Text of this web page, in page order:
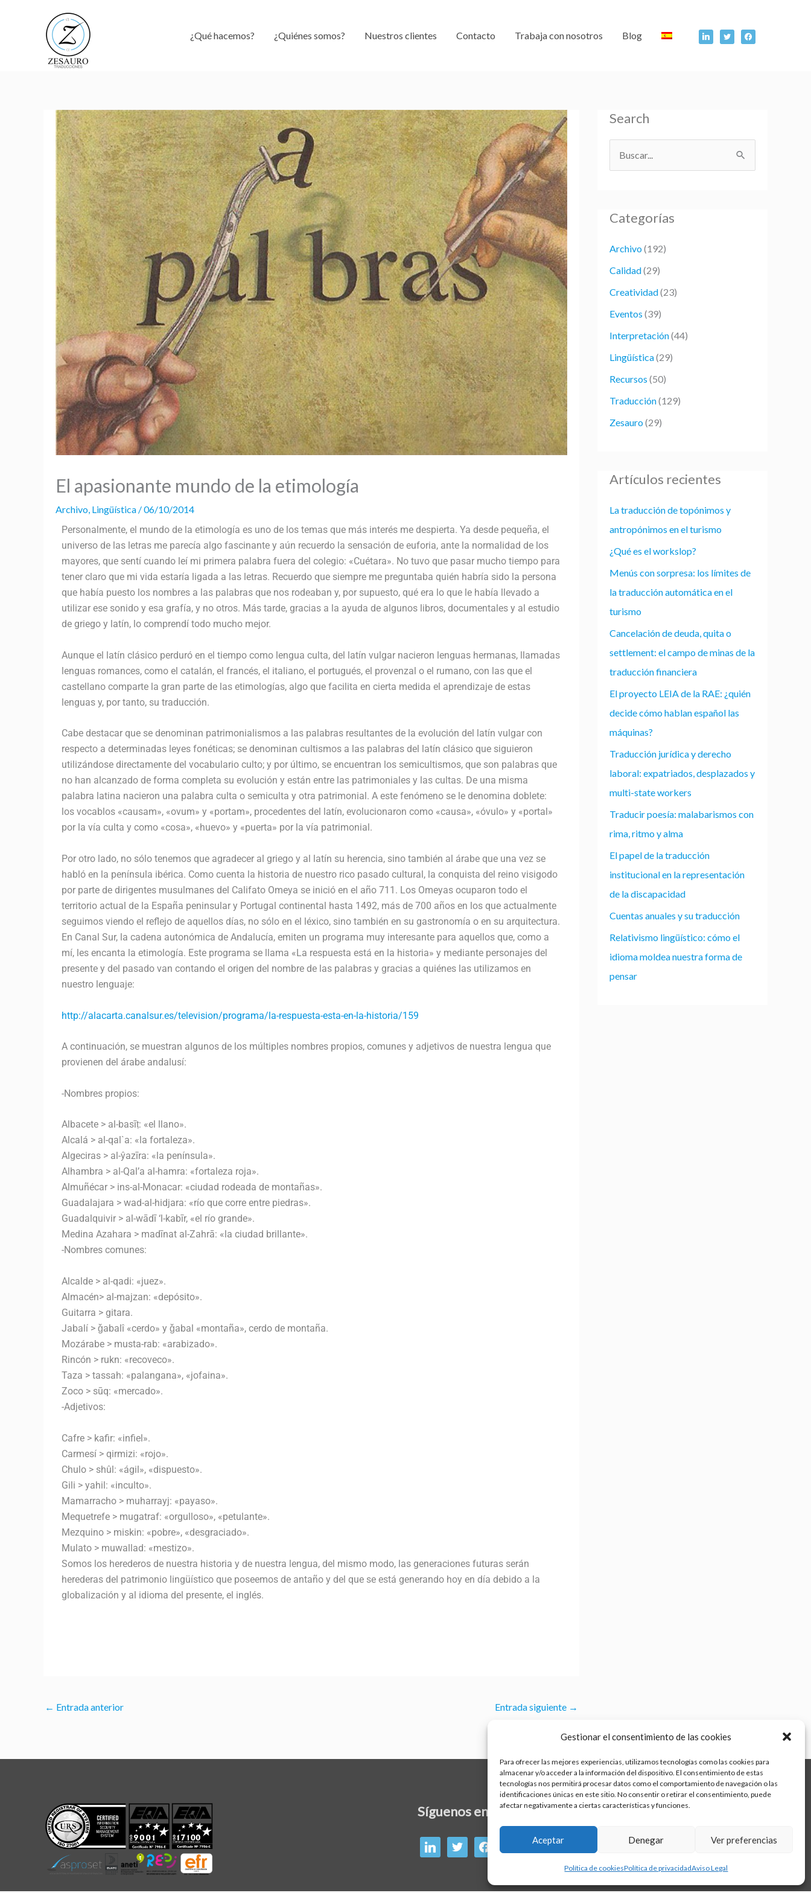
Gestionar el consentimiento de las cookies
Para ofrecer las mejores experiencias, utilizamos tecnologías como las cookies para
almacenar y/o acceder a la información del dispositivo. El consentimiento de estas
tecnologías nos permitirá procesar datos como el comportamiento de navegación o las
identificaciones únicas en este sitio. No consentir o retirar el consentimiento, puede
afectar negativamente a ciertas características y funciones.
Aceptar Denegar Ver preferencias
Política de cookiesPolítica de privacidadAviso Legal
¿Qué hacemos? ¿Quiénes somos? Nuestros clientes Contacto Trabaja con nosotros Blog
El apasionante mundo de la etimología
Archivo, Lingüística /06/10/2014
Personalmente, el mundo de la etimología es uno de los temas que más interés me despierta. Ya desde pequeña, el
universo de las letras me parecía algo fascinante y aún recuerdo la sensación de euforia, ante la normalidad de los
mayores, que sentí cuando leí mi primera palabra fuera del colegio: «Cuétara». No tuvo que pasar mucho tiempo para
tener claro que mi vida estaría ligada a las letras. Recuerdo que siempre me preguntaba quién habría sido la persona
que había puesto los nombres a las palabras que nos rodeaban y, por supuesto, qué era lo que le había llevado a
utilizar ese sonido y esa grafía, y no otros. Más tarde, gracias a la ayuda de algunos libros, documentales y al estudio
de griego y latín, lo comprendí todo mucho mejor.
Aunque el latín clásico perduró en el tiempo como lengua culta, del latín vulgar nacieron lenguas hermanas, llamadas
lenguas romances, como el catalán, el francés, el italiano, el portugués, el provenzal o el rumano, con las que el
castellano comparte la gran parte de las etimologías, algo que facilita en cierta medida el aprendizaje de estas
lenguas y, por tanto, su traducción.
Cabe destacar que se denominan patrimonialismos a las palabras resultantes de la evolución del latín vulgar con
respecto a determinadas leyes fonéticas; se denominan cultismos a las palabras del latín clásico que siguieron
utilizándose directamente del vocabulario culto; y por último, se encuentran los semicultismos, que son palabras que
no han alcanzado de forma completa su evolución y están entre las patrimoniales y las cultas. De una misma
palabra latina nacieron una palabra culta o semiculta y otra patrimonial. A este fenómeno se le denomina doblete:
los vocablos «causam», «ovum» y «portam», procedentes del latín, evolucionaron como «causa», «óvulo» y «portal»
por la vía culta y como «cosa», «huevo» y «puerta» por la vía patrimonial.
Por otro lado, no sólo tenemos que agradecer al griego y al latín su herencia, sino también al árabe que una vez se
habló en la península ibérica. Como cuenta la historia de nuestro rico pasado cultural, la conquista del reino visigodo
por parte de dirigentes musulmanes del Califato Omeya se inició en el año 711. Los Omeyas ocuparon todo el
territorio actual de la España peninsular y Portugal continental hasta 1492, más de 700 años en los que actualmente
seguimos viendo el reflejo de aquellos días, no sólo en el léxico, sino también en su gastronomía o en su arquitectura.
En Canal Sur, la cadena autonómica de Andalucía, emiten un programa muy interesante para aquellos que, como a
mí, les encanta la etimología. Este programa se llama «La respuesta está en la historia» y mediante personajes del
presente y del pasado van contando el origen del nombre de las palabras y gracias a quiénes las utilizamos en
nuestro lenguaje:
http://alacarta.canalsur.es/television/programa/la-respuesta-esta-en-la-historia/159
A continuación, se muestran algunos de los múltiples nombres propios, comunes y adjetivos de nuestra lengua que
provienen del árabe andalusí:
-Nombres propios:
Albacete > al-basīṭ: «el llano».
Alcalá > al-qal`a: «la fortaleza».
Algeciras > al-ŷazīra: «la península».
Alhambra > al-Qal’a al-hamra: «fortaleza roja».
Almuñécar > ins-al-Monacar: «ciudad rodeada de montañas».
Guadalajara > wad-al-hidjara: «río que corre entre piedras».
Guadalquivir > al-wādī ‘l-kabīr, «el río grande».
Medina Azahara > madīnat al-Zahrā: «la ciudad brillante».
-Nombres comunes:
Alcalde > al-qadi: «juez».
Almacén> al-majzan: «depósito».
Guitarra > gitara.
Jabalí > ǧabalî «cerdo» y ǧabal «montaña», cerdo de montaña.
Mozárabe > musta-rab: «arabizado».
Rincón > rukn: «recoveco».
Taza > tassah: «palangana», «jofaina».
Zoco > sūq: «mercado».
-Adjetivos:
Cafre > kafir: «infiel».
Carmesí > qirmizi: «rojo».
Chulo > shûl: «ágil», «dispuesto».
Gili > yahil: «inculto».
Mamarracho > muharrayj: «payaso».
Mequetrefe > mugatraf: «orgulloso», «petulante».
Mezquino > miskin: «pobre», «desgraciado».
Mulato > muwallad: «mestizo».
Somos los herederos de nuestra historia y de nuestra lengua, del mismo modo, las generaciones futuras serán
herederas del patrimonio lingüístico que poseemos de antaño y del que se está generando hoy en día debido a la
globalización y al idioma del presente, el inglés.
← Entrada anterior Entrada siguiente →
Search
c
r
p
o
r
:
Categorías
Archivo(192)
Calidad(29)
Creatividad(23)
Eventos (39)
Interpretación(44)
Lingüística(29)
Recursos (50)
Traducción(129)
Zesauro(29)
Artículos recientes
La traducción de topónimos y
antropónimos en el turismo
¿Qué es el workslop?
Menús con sorpresa: los límites de
la traducción automática en el
turismo
Cancelación de deuda, quita o
settlement: el campo de minas de la
traducción financiera
El proyecto LEIA de la RAE: ¿quién
decide cómo hablan español las
máquinas?
Traducción jurídica y derecho
laboral: expatriados, desplazados y
multi-state workers
Traducir poesía: malabarismos con
rima, ritmo y alma
El papel de la traducción
institucional en la representación
de la discapacidad
Cuentas anuales y su traducción
Relativismo lingüístico: cómo el
idioma moldea nuestra forma de
pensar
Síguenos en:
linkedintwitterfacebook
Aviso legal
Política de cookies